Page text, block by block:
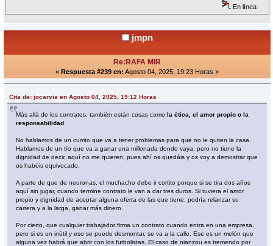
En línea
jmpn
Re:RAFA MIR
« Respuesta #239 en: Agosto 04, 2025, 19:23 Horas »
Cita de: jocarvia en Agosto 04, 2025, 19:12 Horas
Más allá de los contratos, también están cosas comola ética, el amor propio o la
responsabilidad
No hablamos de un currito que va a tener problemas para que no le quiten la casa.
Hablamos de un tío que va a ganar una millonada donde vaya, pero no tiene la
dignidad de decir, aquí no me quieren, pues ahí os quedáis y os voy a demostrar que
os habéis equivocado.
A parte de que de neuronas, el muchacho debe ir cortito porque si se tira dos años
aquí sin jugar, cuando termine contrato le van a dar tres duros. Si tuviera el amor
propio y dignidad de aceptar alguna oferta de las que tiene, podría relanzar su
carrera y a la larga, ganar más dinero.
Por cierto, que cualquier trabajador firma un contrato cuando entra en una empresa,
pero si es un inútil y eso se puede desmontar, se va a la calle. Ese es un melón que
alguna vez habrá que abrir con los futbolistas. El caso de nianzou es tremendo por